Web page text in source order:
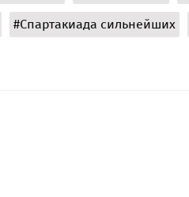
#Спартакиада сильнейших